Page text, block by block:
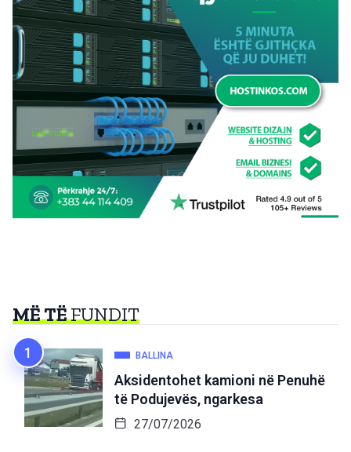
MË TËFUNDIT
BALLINA
Aksidentohet kamioni në Penuhë
të Podujevës, ngarkesa
27/07/2026